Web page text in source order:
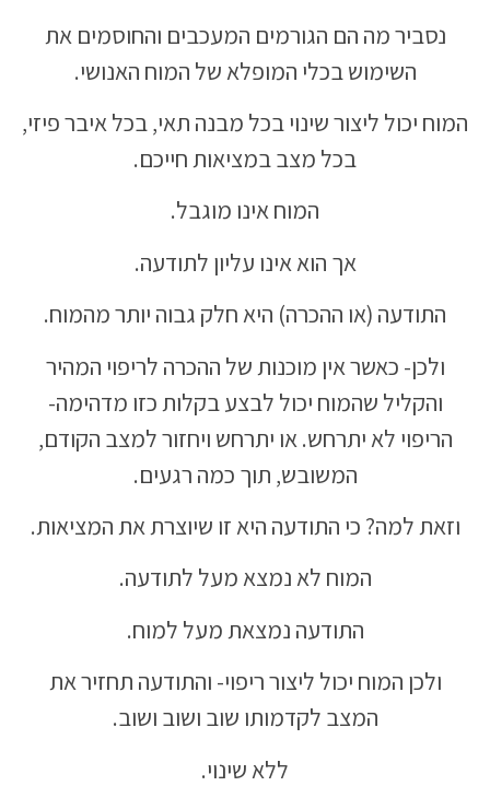
נסביר מה הם הגורמים המעכבים והחוסמים את
השימוש בכלי המופלא של המוח האנושי.
המוח יכול ליצור שינוי בכל מבנה תאי, בכל איבר פיזי,
בכל מצב במציאות חייכם.
המוח אינו מוגבל.
אך הוא אינו עליון לתודעה.
התודעה (או ההכרה) היא חלק גבוה יותר מהמוח.
ולכן- כאשר אין מוכנות של ההכרה לריפוי המהיר
והקליל שהמוח יכול לבצע בקלות כזו מדהימה-
הריפוי לא יתרחש. או יתרחש ויחזור למצב הקודם,
המשובש, תוך כמה רגעים.
וזאת למה? כי התודעה היא זו שיוצרת את המציאות.
המוח לא נמצא מעל לתודעה.
התודעה נמצאת מעל למוח.
ולכן המוח יכול ליצור ריפוי- והתודעה תחזיר את
המצב לקדמותו שוב ושוב ושוב.
ללא שינוי.